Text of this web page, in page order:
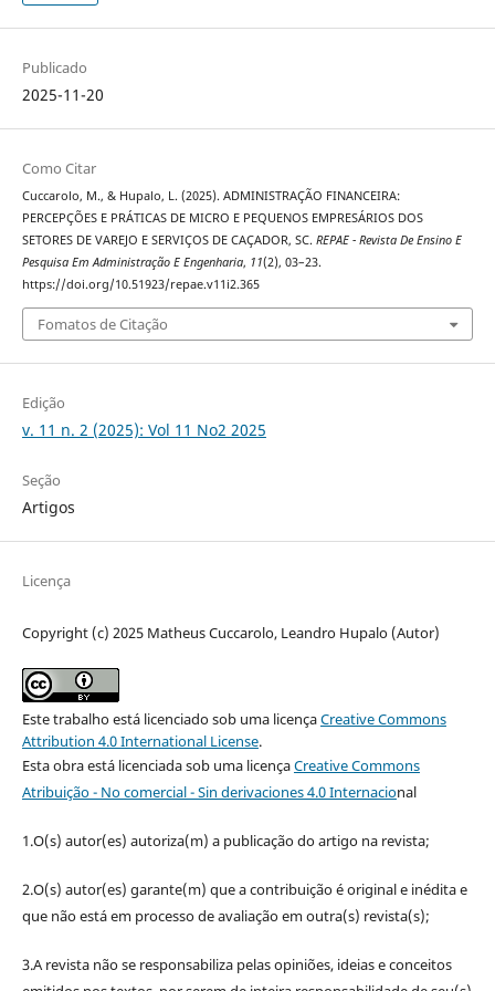
Publicado
2025-11-20
Como Citar
Cuccarolo, M., & Hupalo, L. (2025). ADMINISTRAÇÃO FINANCEIRA:
PERCEPÇÕES E PRÁTICAS DE MICRO E PEQUENOS EMPRESÁRIOS DOS
SETORES DE VAREJO E SERVIÇOS DE CAÇADOR, SC. REPAE - Revista De Ensino E
Pesquisa Em Administração E Engenharia, 11(2), 03–23.
https://doi.org/10.51923/repae.v11i2.365
Fomatos de Citação
Edição
v. 11 n. 2 (2025): Vol 11 No2 2025
Seção
Artigos
Licença
Copyright (c) 2025 Matheus Cuccarolo, Leandro Hupalo (Autor)
Este trabalho está licenciado sob uma licençaCreative Commons
Attribution 4.0 International License.
Esta obra está licenciada sob uma licençaCreative Commons
Atribuição - No comercial - Sin derivaciones 4.0 Internacional
1.O(s) autor(es) autoriza(m) a publicação do artigo na revista;
2.O(s) autor(es) garante(m) que a contribuição é original e inédita e
que não está em processo de avaliação em outra(s) revista(s);
3.A revista não se responsabiliza pelas opiniões, ideias e conceitos